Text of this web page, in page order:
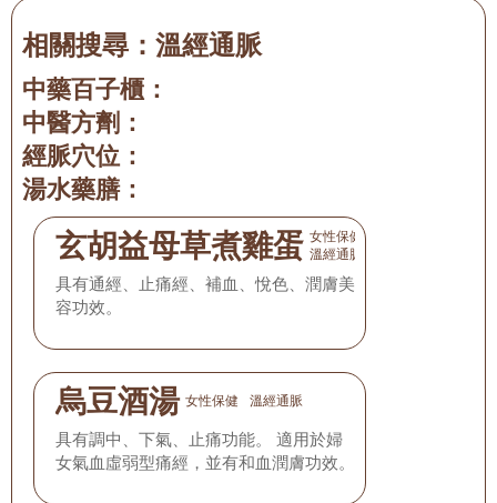
相關搜尋： 溫經通脈
中藥百子櫃：
中醫方劑：
經脈穴位：
湯水藥膳：
玄胡益母草煮雞蛋 女性保健
溫經通脈
具有通經、止痛經、補血、悅色、潤膚美
容功效。
烏豆酒湯 女性保健 溫經通脈
具有調中、下氣、止痛功能。 適用於婦
女氣血虛弱型痛經，並有和血潤膚功效。